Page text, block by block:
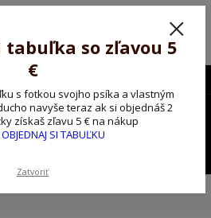
o trpezlivosť, v tomto období máme
malý darček ako ospravedlnenie.
nad 30€ s kódom pozorpes5 !!!
0,00 EUR
tabuľka so zľavou 5
€
s fotkou svojho psíka a vlastným
navyše teraz ak si objednáš 2
získaš zľavu 5 € na nákup
SI TABUĽKU
Zatvoriť